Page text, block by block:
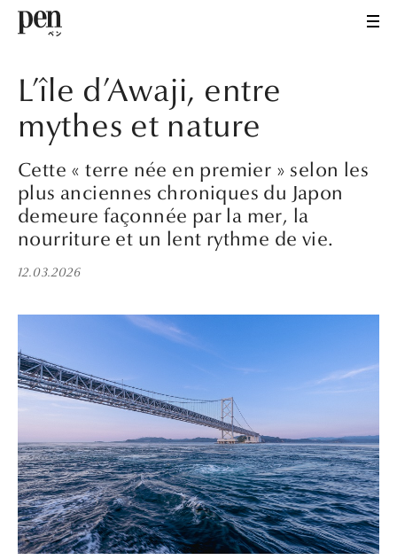
L’île d’Awaji, entre
mythes et nature
Cette « terre née en premier » selon les
plus anciennes chroniques du Japon
demeure façonnée par la mer, la
nourriture et un lent rythme de vie.
12.03.2026